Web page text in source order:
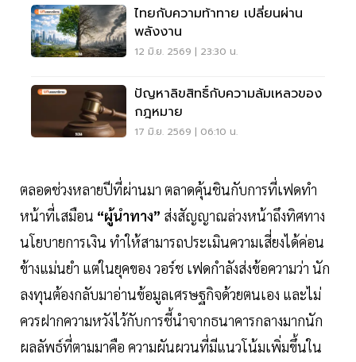
ไทยกับความท้าทาย เปลี่ยนผ่าน
พลังงาน
12 มิ.ย. 2569 | 23:30 น.
ปัญหาลิขสิทธิ์กับความล้มเหลวของ
กฎหมาย
17 มิ.ย. 2569 | 06:10 น.
ตลอดช่วงหลายปีที่ผ่านมา ตลาดคุ้นชินกับการที่เฟดทำ
หน้าที่เสมือน “ผู้นำทาง” ส่งสัญญาณล่วงหน้าถึงทิศทาง
นโยบายการเงิน ทำให้สามารถประเมินความเสี่ยงได้ค่อน
ข้างแม่นยำ แต่ในยุคของ วอร์ช เฟดกำลังส่งข้อความว่า นัก
ลงทุนต้องกลับมาอ่านข้อมูลเศรษฐกิจด้วยตนเอง และไม่
ควรฝากความหวังไว้กับการชี้นำจากธนาคารกลางมากนัก
ผลลัพธ์ที่ตามมาคือ ความผันผวนที่มีแนวโน้มเพิ่มขึ้นใน